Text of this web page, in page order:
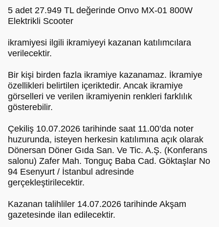
5 adet 27.949 TL değerinde Onvo MX-01 800W
Elektrikli Scooter
ikramiyesi ilgili ikramiyeyi kazanan katılımcılara
verilecektir.
Bir kişi birden fazla ikramiye kazanamaz. İkramiye
özellikleri belirtilen içeriktedir. Ancak ikramiye
görselleri ve verilen ikramiyenin renkleri farklılık
gösterebilir.
Çekiliş 10.07.2026 tarihinde saat 11.00’da noter
huzurunda, isteyen herkesin katılımına açık olarak
Dönersan Döner Gıda San. Ve Tic. A.Ş. (Konferans
salonu) Zafer Mah. Tonguç Baba Cad. Göktaşlar No
94 Esenyurt / İstanbul adresinde
gerçekleştirilecektir.
Kazanan talihliler 14.07.2026 tarihinde Akşam
gazetesinde ilan edilecektir.